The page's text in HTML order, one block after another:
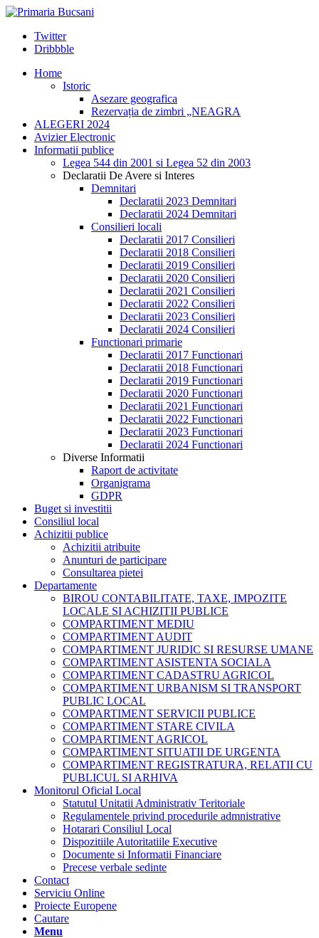
Twitter
Dribbble
Home
Istoric
Asezare geografica
Rezervația de zimbri „NEAGRA
ALEGERI 2024
Avizier Electronic
Informatii publice
Legea 544 din 2001 si Legea 52 din 2003
Declaratii De Avere si Interes
Demnitari
Declaratii 2023 Demnitari
Declaratii 2024 Demnitari
Consilieri locali
Declaratii 2017 Consilieri
Declaratii 2018 Consilieri
Declaratii 2019 Consilieri
Declaratii 2020 Consilieri
Declaratii 2021 Consilieri
Declaratii 2022 Consilieri
Declaratii 2023 Consilieri
Declaratii 2024 Consilieri
Functionari primarie
Declaratii 2017 Functionari
Declaratii 2018 Functionari
Declaratii 2019 Functionari
Declaratii 2020 Functionari
Declaratii 2021 Functionari
Declaratii 2022 Functionari
Declaratii 2023 Functionari
Declaratii 2024 Functionari
Diverse Informatii
Raport de activitate
Organigrama
GDPR
Buget si investitii
Consiliul local
Achizitii publice
Achizitii atribuite
Anunturi de participare
Consultarea pietei
Departamente
BIROU CONTABILITATE, TAXE, IMPOZITE
LOCALE SI ACHIZITII PUBLICE
COMPARTIMENT MEDIU
COMPARTIMENT AUDIT
COMPARTIMENT JURIDIC SI RESURSE UMANE
COMPARTIMENT ASISTENTA SOCIALA
COMPARTIMENT CADASTRU AGRICOL
COMPARTIMENT URBANISM SI TRANSPORT
PUBLIC LOCAL
COMPARTIMENT SERVICII PUBLICE
COMPARTIMENT STARE CIVILA
COMPARTIMENT AGRICOL
COMPARTIMENT SITUATII DE URGENTA
COMPARTIMENT REGISTRATURA, RELATII CU
PUBLICUL SI ARHIVA
Monitorul Oficial Local
Statutul Unitatii Administrativ Teritoriale
Regulamentele privind procedurile admnistrative
Hotarari Consiliul Local
Dispozitiile Autoritatiile Executive
Documente si Informatii Financiare
Precese verbale sedinte
Contact
Serviciu Online
Proiecte Europene
Cautare
Menu